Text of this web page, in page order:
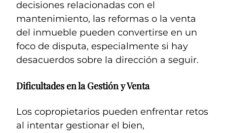
decisiones relacionadas con el
mantenimiento, las reformas o la venta
del inmueble pueden convertirse en un
foco de disputa, especialmente si hay
desacuerdos sobre la dirección a seguir.
Dificultades en la Gestión y Venta
Los copropietarios pueden enfrentar retos
al intentar gestionar el bien,